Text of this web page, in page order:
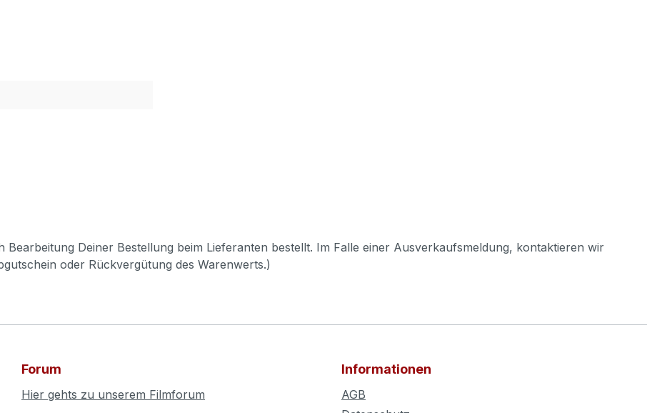
Deiner Bestellung beim Lieferanten bestellt. Im Falle einer Ausverkaufsmeldung, kontaktieren wir
oder Rückvergütung des Warenwerts.)
Forum
Hier gehts zu unserem Filmforum
Informationen
AGB